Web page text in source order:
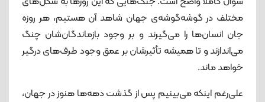
مختلف در گوشه‌گوشه‌ی جهان شاهد آن هستیم، هر روزه
جان انسان‌ها را می‌گیرند و بر وجود بازماندگان‌شان چنگ
می‌اندازند و تا همیشه تأثیرشان بر عمق وجود طرف‌های درگیر
خواهد ماند.
علی‌رغم اینکه می‌بینیم پس از گذشت دهه‌ها هنوز در جهان،